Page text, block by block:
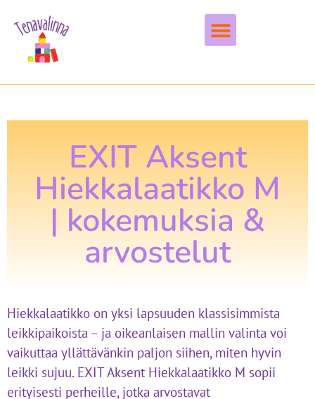
EXIT Aksent
Hiekkalaatikko M
| kokemuksia &
arvostelut
Hiekkalaatikko on yksi lapsuuden klassisimmista
leikkipaikoista – ja oikeanlaisen mallin valinta voi
vaikuttaa yllättävänkin paljon siihen, miten hyvin
leikki sujuu. EXIT Aksent Hiekkalaatikko M sopii
erityisesti perheille, jotka arvostavat